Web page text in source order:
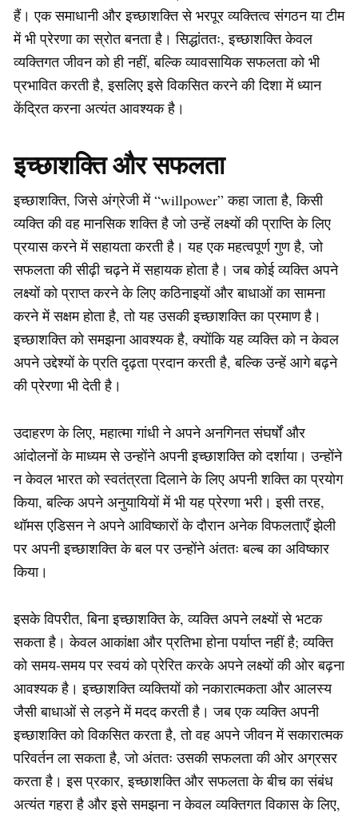
हैं। एक समाधानी और इच्छाशक्ति से भरपूर व्यक्तित्व संगठन या टीम
में भी प्रेरणा का स्रोत बनता है। सिद्धांततः, इच्छाशक्ति केवल
व्यक्तिगत जीवन को ही नहीं, बल्कि व्यावसायिक सफलता को भी
प्रभावित करती है, इसलिए इसे विकसित करने की दिशा में ध्यान
केंद्रित करना अत्यंत आवश्यक है।
इच्छाशक्ति और सफलता
इच्छाशक्ति, जिसे अंग्रेजी में “willpower” कहा जाता है, किसी
व्यक्ति की वह मानसिक शक्ति है जो उन्हें लक्ष्यों की प्राप्ति के लिए
प्रयास करने में सहायता करती है। यह एक महत्वपूर्ण गुण है, जो
सफलता की सीढ़ी चढ़ने में सहायक होता है। जब कोई व्यक्ति अपने
लक्ष्यों को प्राप्त करने के लिए कठिनाइयों और बाधाओं का सामना
करने में सक्षम होता है, तो यह उसकी इच्छाशक्ति का प्रमाण है।
इच्छाशक्ति को समझना आवश्यक है, क्योंकि यह व्यक्ति को न केवल
अपने उद्देश्यों के प्रति दृढ़ता प्रदान करती है, बल्कि उन्हें आगे बढ़ने
की प्रेरणा भी देती है।
उदाहरण के लिए, महात्मा गांधी ने अपने अनगिनत संघर्षों और
आंदोलनों के माध्यम से उन्होंने अपनी इच्छाशक्ति को दर्शाया। उन्होंने
न केवल भारत को स्वतंत्रता दिलाने के लिए अपनी शक्ति का प्रयोग
किया, बल्कि अपने अनुयायियों में भी यह प्रेरणा भरी। इसी तरह,
थॉमस एडिसन ने अपने आविष्कारों के दौरान अनेक विफलताएँ झेली
पर अपनी इच्छाशक्ति के बल पर उन्होंने अंततः बल्ब का अविष्कार
किया।
इसके विपरीत, बिना इच्छाशक्ति के, व्यक्ति अपने लक्ष्यों से भटक
सकता है। केवल आकांक्षा और प्रतिभा होना पर्याप्त नहीं है; व्यक्ति
को समय-समय पर स्वयं को प्रेरित करके अपने लक्ष्यों की ओर बढ़ना
आवश्यक है। इच्छाशक्ति व्यक्तियों को नकारात्मकता और आलस्य
जैसी बाधाओं से लड़ने में मदद करती है। जब एक व्यक्ति अपनी
इच्छाशक्ति को विकसित करता है, तो वह अपने जीवन में सकारात्मक
परिवर्तन ला सकता है, जो अंततः उसकी सफलता की ओर अग्रसर
करता है। इस प्रकार, इच्छाशक्ति और सफलता के बीच का संबंध
अत्यंत गहरा है और इसे समझना न केवल व्यक्तिगत विकास के लिए,